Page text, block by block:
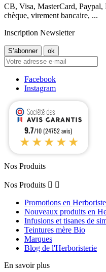
CB, Visa, MasterCard,
chèque, virement bancaire, ...
Inscription Newsletter
Facebook
Instagram
9.7/10 (24752 avis)
★★★★★
Nos Produits
Nos Produits  
Promotions en
Nouveaux produits en
Infusions et tisanes de
Teintures mère Bio
Marques
Blog de l'Herboristerie
En savoir plus